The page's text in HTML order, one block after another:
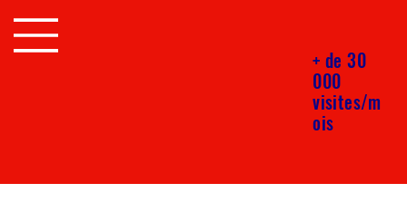
+ de 30
000
visites/m
ois